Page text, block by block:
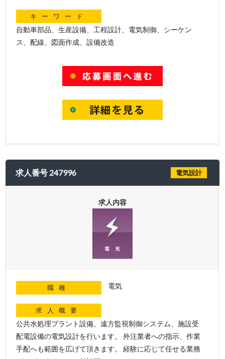
キーワード
自動車部品、生産設備、工程設計、電気制御、シーケン
ス、配線、図面作成、設備改造
求人番号 247996 電気設計
求人内容
職種 電気
求人概要
公共水処理プラント設備、遠方監視制御システム、施設受
配電設備の電気設計を行います。 外注業者への指示、作業
手配へも範囲を広げて頂きます。 経験に応じて任せる業務